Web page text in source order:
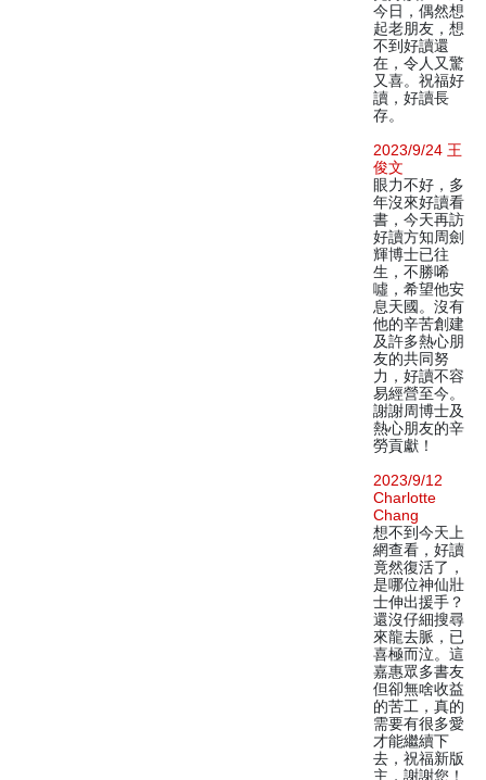
今日，偶然想
起老朋友，想
不到好讀還
在，令人又驚
又喜。祝福好
讀，好讀長
存。
2023/9/24 王
俊文
眼力不好，多
年沒來好讀看
書，今天再訪
好讀方知周劍
輝博士已往
生，不勝唏
噓，希望他安
息天國。沒有
他的辛苦創建
及許多熱心朋
友的共同努
力，好讀不容
易經營至今。
謝謝周博士及
熱心朋友的辛
勞貢獻！
2023/9/12
Charlotte
Chang
想不到今天上
網查看，好讀
竟然復活了，
是哪位神仙壯
士伸出援手？
還沒仔細搜尋
來龍去脈，已
喜極而泣。這
嘉惠眾多書友
但卻無啥收益
的苦工，真的
需要有很多愛
才能繼續下
去，祝福新版
主，謝謝您！